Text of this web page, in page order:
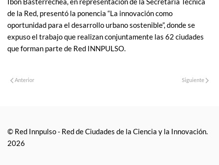
de la Red, presentó la ponencia “La innovación como
oportunidad para el desarrollo urbano sostenible”, donde se
expuso el trabajo que realizan conjuntamente las 62 ciudades
que forman parte de Red INNPULSO.
Anterior Siguiente
© Red Innpulso - Red de Ciudades de la Ciencia y la Innovación.
2026